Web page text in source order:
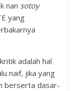
nan sotoy
yang
adalah hal
naif, jika yang
berserta dasar-